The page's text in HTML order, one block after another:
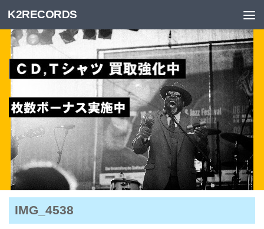
Skip to content
K2RECORDS
IMG_4538